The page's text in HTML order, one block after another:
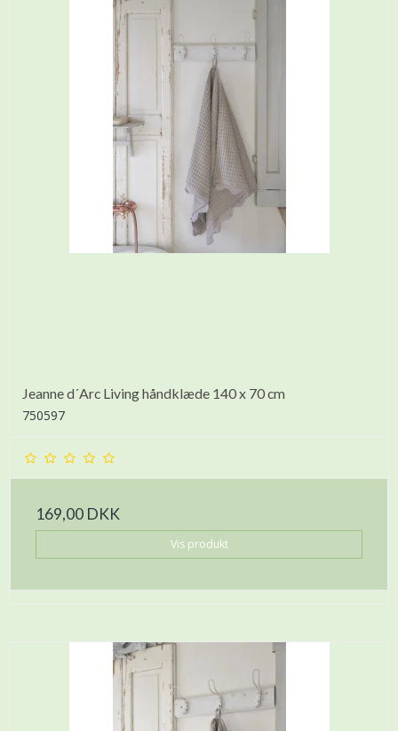
Jeanne d´Arc Living håndklæde 140 x 70 cm
750597
169,00 DKK
Vis produkt